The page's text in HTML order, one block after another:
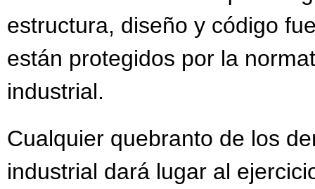
estructura, diseño y código
están protegidos por la
industrial.
Cualquier quebranto de los
industrial dará lugar al